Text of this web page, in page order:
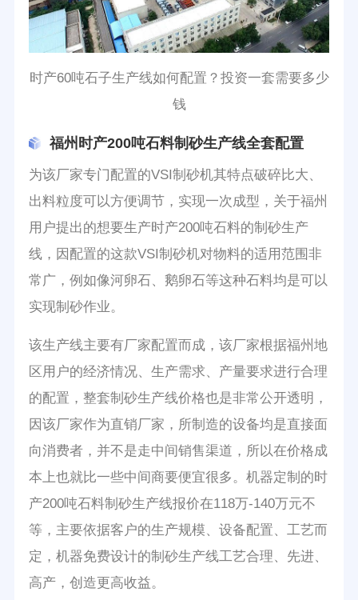
时产60吨石子生产线如何配置？投资一套需要多少
钱
福州时产200吨石料制砂生产线全套配置
为该厂家专门配置的VSI制砂机其特点破碎比大、
出料粒度可以方便调节，实现一次成型，关于福州
用户提出的想要生产时产200吨石料的制砂生产
线，因配置的这款VSI制砂机对物料的适用范围非
常广，例如像河卵石、鹅卵石等这种石料均是可以
实现制砂作业。
该生产线主要有厂家配置而成，该厂家根据福州地
区用户的经济情况、生产需求、产量要求进行合理
的配置，整套制砂生产线价格也是非常公开透明，
因该厂家作为直销厂家，所制造的设备均是直接面
向消费者，并不是走中间销售渠道，所以在价格成
本上也就比一些中间商要便宜很多。机器定制的时
产200吨石料制砂生产线报价在118万-140万元不
等，主要依据客户的生产规模、设备配置、工艺而
定，机器免费设计的制砂生产线工艺合理、先进、
高产，创造更高收益。